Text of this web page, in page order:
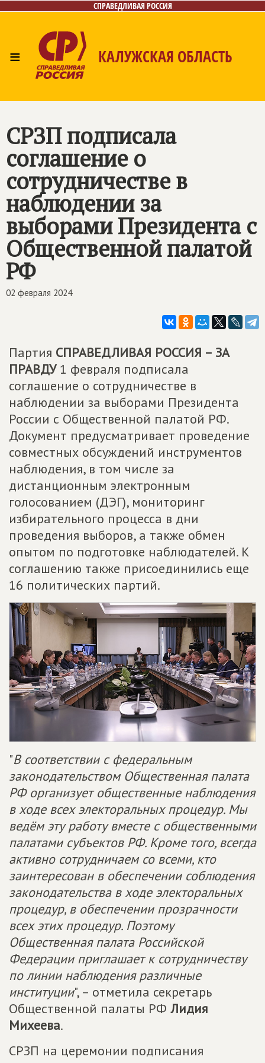
СПРАВЕДЛИВАЯ РОССИЯ
≡ КАЛУЖСКАЯ ОБЛАСТЬ
СРЗП подписала
соглашение о
сотрудничестве в
наблюдении за
выборами Президента с
Общественной палатой
РФ
02 февраля 2024
Партия СПРАВЕДЛИВАЯ РОССИЯ – ЗА
ПРАВДУ1 февраля подписала
соглашение о сотрудничестве в
наблюдении за выборами Президента
России с Общественной палатой РФ.
Документ предусматривает проведение
совместных обсуждений инструментов
наблюдения, в том числе за
дистанционным электронным
голосованием (ДЭГ), мониторинг
избирательного процесса в дни
проведения выборов, а также обмен
опытом по подготовке наблюдателей. К
соглашению также присоединились еще
16 политических партий.
"В соответствии с федеральным
законодательством Общественная палата
РФ организует общественные наблюдения
в ходе всех электоральных процедур. Мы
ведём эту работу вместе с общественными
палатами субъектов РФ. Кроме того, всегда
активно сотрудничаем со всеми, кто
заинтересован в обеспечении соблюдения
законодательства в ходе электоральных
процедур, в обеспечении прозрачности
всех этих процедур. Поэтому
Общественная палата Российской
Федерации приглашает к сотрудничеству
по линии наблюдения различные
институции", – отметила секретарь
Общественной палаты РФ Лидия
Михеева.
СРЗП на церемонии подписания